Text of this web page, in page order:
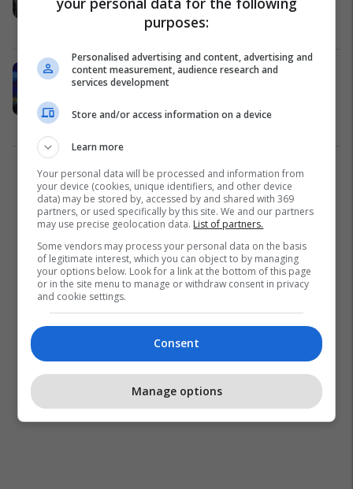
SHBA
Kosovë 10/04/2026
Raportet Kosovë-Serbi, Steinbaum:
Shkëmbimi i territoreve mund të
Trump
Kosovë 15/11/2024
1
purposes:
Personalised advertising and content, advertising and
content measurement, audience research and
services development
Store and/or access information on a device
Learn more
Your personal data will be processed and information from
your device (cookies, unique identifiers, and other device
data) may be stored by, accessed by and shared with 369
partners, or used specifically by this site. We and our partners
may use precise geolocation data. List of partners.
Some vendors may process your personal data on the basis
of legitimate interest, which you can object to by managing
your options below. Look for a link at the bottom of this page
or in the site menu to manage or withdraw consent in privacy
and cookie settings.
Consent
Manage options